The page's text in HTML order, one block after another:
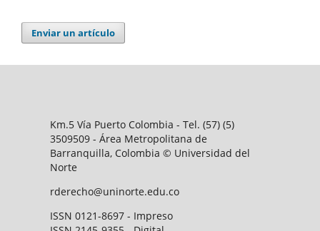
Enviar un artículo
Km.5 Vía Puerto Colombia - Tel. (57) (5)
3509509 - Área Metropolitana de
Barranquilla, Colombia © Universidad del
Norte
rderecho@uninorte.edu.co
ISSN 0121-8697 - Impreso